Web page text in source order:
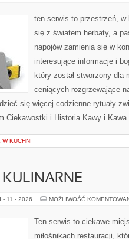
ten serwis to przestrzeń,
się z światem herbaty, a
napojów zamienia się w
interesujące informacje i
który został stworzony dla
ceniących rozgrzewające
się więcej codzienne rytuały
Ciekawostki i Historia Kawy i
W KUCHNI
- 11 - 2026 MOŻLIWOŚĆ
Ten serwis to ciekawe
miłośnikach restauracji,